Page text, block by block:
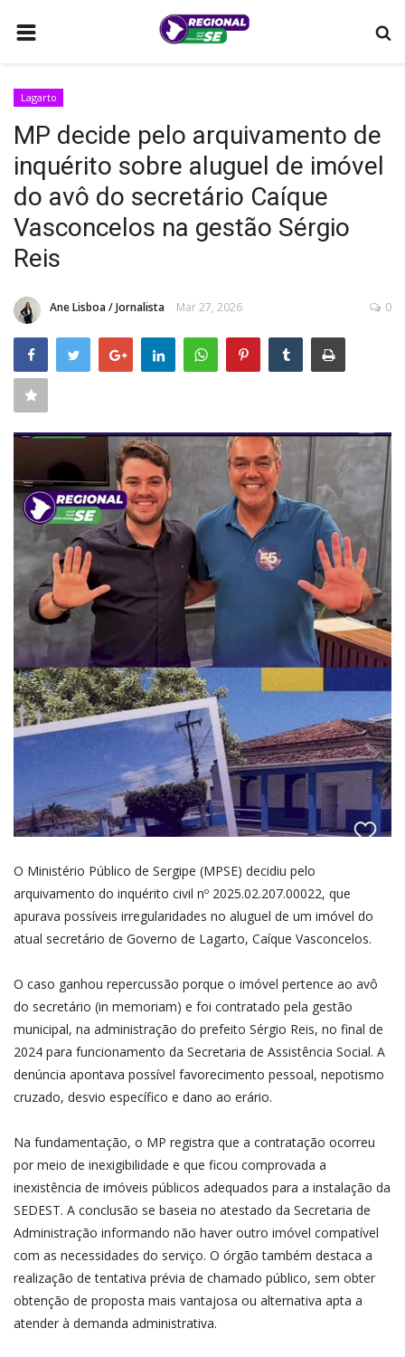
LAGARTO
POLÍTICA
SERGIPE
MULHERES QUE TRANSFORMAM
COMO ANUNCIAR
BRASIL
CONTATO
CONECTE-SE
REGISTO
Lagarto
MP decide pelo arquivamento de
inquérito sobre aluguel de imóvel
do avô do secretário Caíque
Vasconcelos na gestão Sérgio
Reis
Ane Lisboa / Jornalista Mar 27, 2026 0
O Ministério Público de Sergipe (MPSE) decidiu pelo
arquivamento do inquérito civil nº 2025.02.207.00022, que
apurava possíveis irregularidades no aluguel de um imóvel do
atual secretário de Governo de Lagarto, Caíque Vasconcelos.
O caso ganhou repercussão porque o imóvel pertence ao avô
do secretário (in memoriam) e foi contratado pela gestão
municipal, na administração do prefeito Sérgio Reis, no final de
2024 para funcionamento da Secretaria de Assistência Social. A
denúncia apontava possível favorecimento pessoal, nepotismo
cruzado, desvio específico e dano ao erário.
Na fundamentação, o MP registra que a contratação ocorreu
por meio de inexigibilidade e que ficou comprovada a
inexistência de imóveis públicos adequados para a instalação da
SEDEST. A conclusão se baseia no atestado da Secretaria de
Administração informando não haver outro imóvel compatível
com as necessidades do serviço. O órgão também destaca a
realização de tentativa prévia de chamado público, sem obter
obtenção de proposta mais vantajosa ou alternativa apta a
atender à demanda administrativa.